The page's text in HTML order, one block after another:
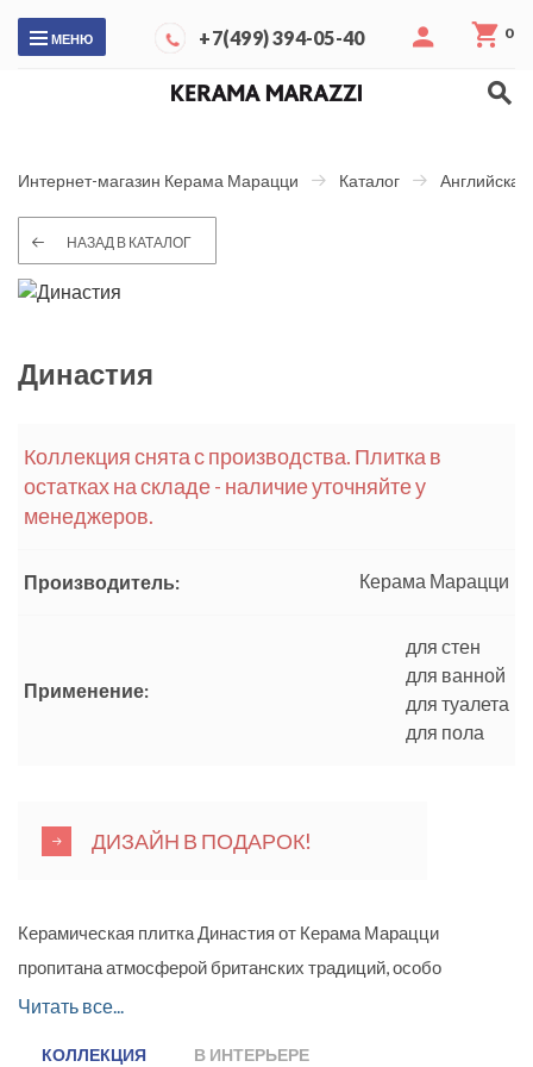
МЕНЮ +7(499) 394-05-40 0
Интернет-магазин Керама Марацци Каталог
НАЗАД В КАТАЛОГ
Династия
Коллекция снята с производства. Плитка в
остатках на складе - наличие уточняйте у
менеджеров.
Производитель: Керама Марацци
Применение:
для стен
для ванной
для туалета
для пола
ДИЗАЙН В ПОДАРОК!
Керамическая плитка Династия от Керама Марацци
пропитана атмосферой британских традиций, особо
почитаемых в Великобритании. Плитка подойдет для
Читать все...
КОЛЛЕКЦИЯ В ИНТЕРЬЕРЕ